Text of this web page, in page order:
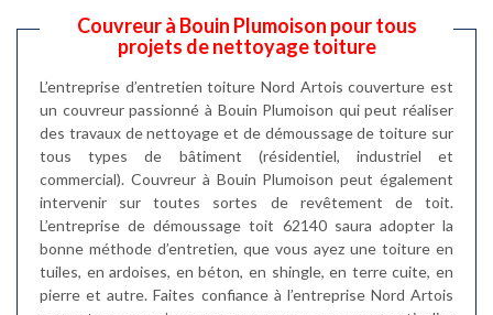
Couvreur à Bouin Plumoison pour tous
projets de nettoyage toiture
L’entreprise d’entretien toiture Nord Artois couverture est
un couvreur passionné à Bouin Plumoison qui peut réaliser
des travaux de nettoyage et de démoussage de toiture sur
tous types de bâtiment (résidentiel, industriel et
commercial). Couvreur à Bouin Plumoison peut également
intervenir sur toutes sortes de revêtement de toit.
L’entreprise de démoussage toit 62140 saura adopter la
bonne méthode d’entretien, que vous ayez une toiture en
tuiles, en ardoises, en béton, en shingle, en terre cuite, en
pierre et autre. Faites confiance à l’entreprise Nord Artois